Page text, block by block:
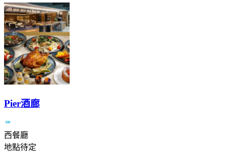
Pier酒廊
西餐廳
地點待定